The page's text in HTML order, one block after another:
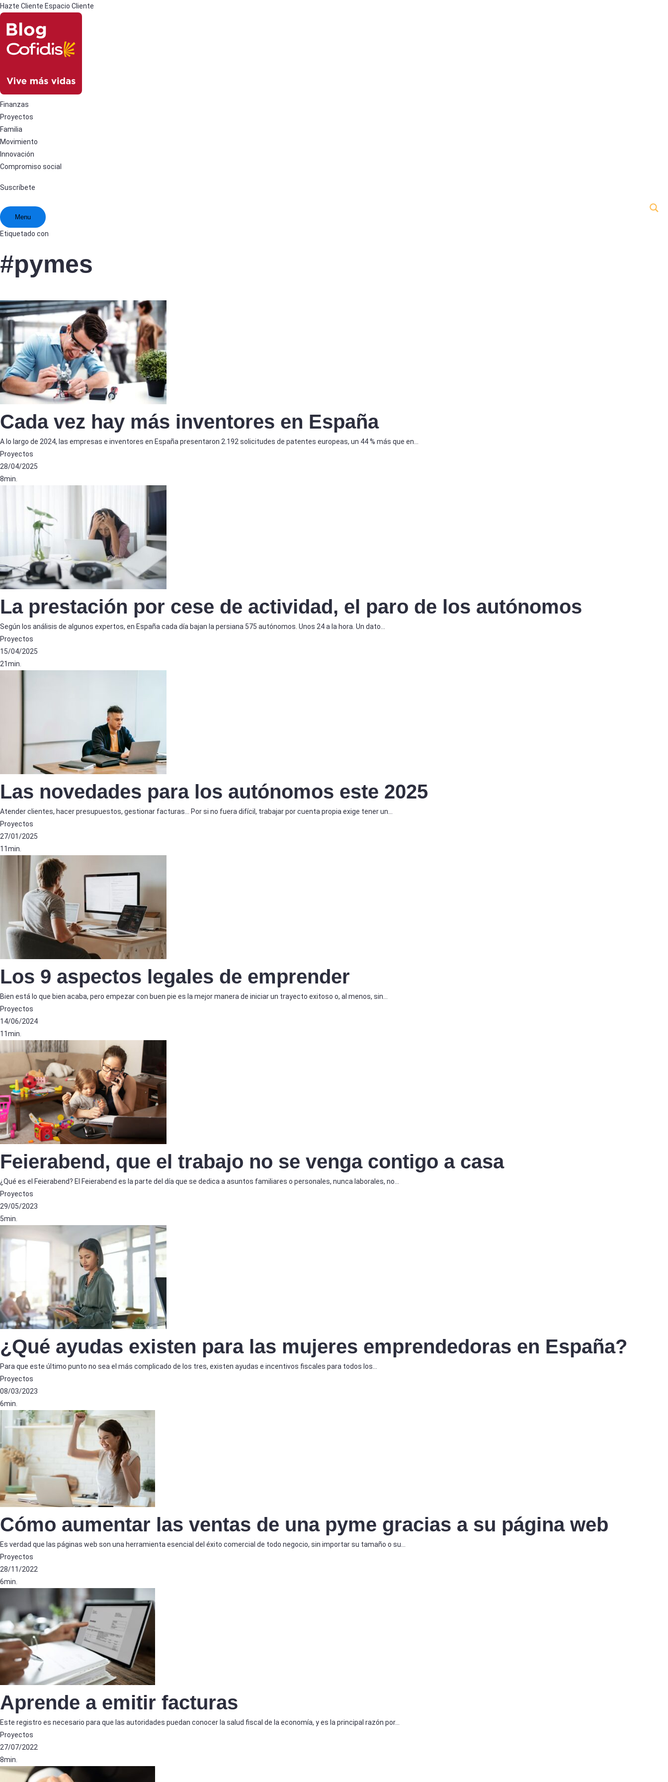
Hazte Cliente Espacio Cliente
Finanzas
Proyectos
Familia
Movimiento
Innovación
Compromiso social
Suscríbete
Menu
Etiquetado con
#pymes
Cada vez hay más inventores en España
A lo largo de 2024, las empresas e inventores en España presentaron 2.192 solicitudes de patentes europeas, un 44 % más que en…
Proyectos
28/04/2025
8min.
La prestación por cese de actividad, el paro de los autónomos
Según los análisis de algunos expertos, en España cada día bajan la persiana 575 autónomos. Unos 24 a la hora. Un dato…
Proyectos
15/04/2025
21min.
Las novedades para los autónomos este 2025
Atender clientes, hacer presupuestos, gestionar facturas… Por si no fuera difícil, trabajar por cuenta propia exige tener un…
Proyectos
27/01/2025
11min.
Los 9 aspectos legales de emprender
Bien está lo que bien acaba, pero empezar con buen pie es la mejor manera de iniciar un trayecto exitoso o, al menos, sin…
Proyectos
14/06/2024
11min.
Feierabend, que el trabajo no se venga contigo a casa
¿Qué es el Feierabend? El Feierabend es la parte del día que se dedica a asuntos familiares o personales, nunca laborales, no…
Proyectos
29/05/2023
5min.
¿Qué ayudas existen para las mujeres emprendedoras en España?
Para que este último punto no sea el más complicado de los tres, existen ayudas e incentivos fiscales para todos los…
Proyectos
08/03/2023
6min.
Cómo aumentar las ventas de una pyme gracias a su página web
Es verdad que las páginas web son una herramienta esencial del éxito comercial de todo negocio, sin importar su tamaño o su…
Proyectos
28/11/2022
6min.
Aprende a emitir facturas
Este registro es necesario para que las autoridades puedan conocer la salud fiscal de la economía, y es la principal razón por…
Proyectos
27/07/2022
8min.